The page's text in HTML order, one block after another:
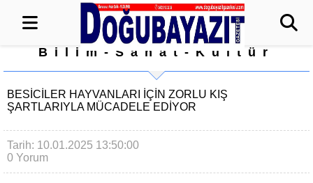
Bilim-Sanat-Kültür
BESİCİLER HAYVANLARI İÇİN ZORLU KIŞ
ŞARTLARIYLA MÜCADELE EDİYOR
Tarih: 10.01.2025 13:50:00
0 Yorum